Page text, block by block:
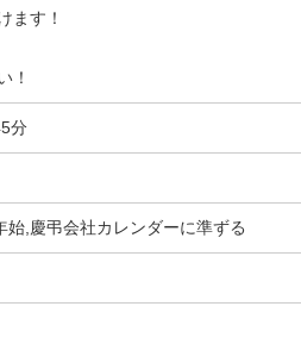
ます！
！
分
,慶弔会社カレンダーに準ずる